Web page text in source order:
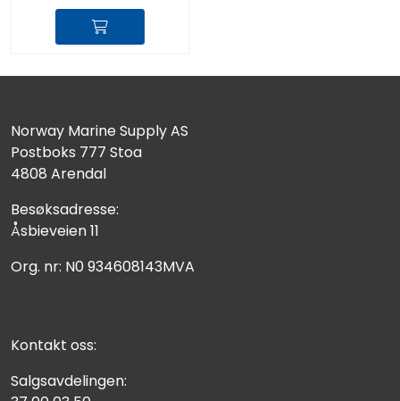
Norway Marine Supply AS
Postboks 777 Stoa
4808 Arendal
Besøksadresse:
Åsbieveien 11
Org. nr: N0 934608143MVA
Kontakt oss:
Salgsavdelingen: